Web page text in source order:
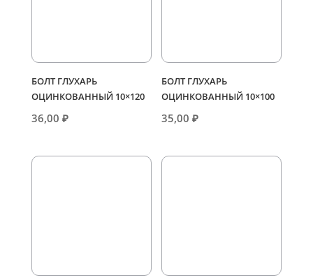
БОЛТ ГЛУХАРЬ
ОЦИНКОВАННЫЙ 10×120
36,00 ₽
БОЛТ ГЛУХАРЬ
ОЦИНКОВАННЫЙ 10×100
35,00₽